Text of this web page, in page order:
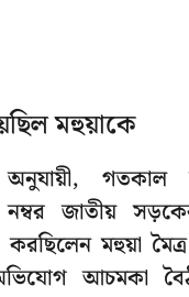
মহুয়াকে
অনুযায়ী, গতকাল
নম্বর জাতীয়
করছিলেন মহুয়া
অভিযোগ আচমকা